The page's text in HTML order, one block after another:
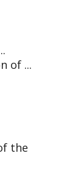
of ...
the